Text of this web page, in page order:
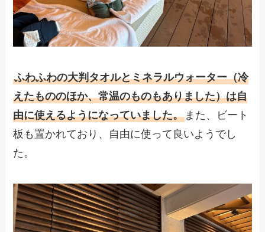
ふわふわの大判タオルとミネラルウォーター（冷
えたもののほか、常温のものもありました）は自
由に使えるようになっていました。 また、ビート
板も置かれており、自由に使って良いようでし
た。